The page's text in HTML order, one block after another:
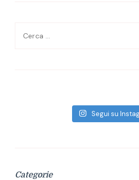
Ricerca
Segui su
Categorie